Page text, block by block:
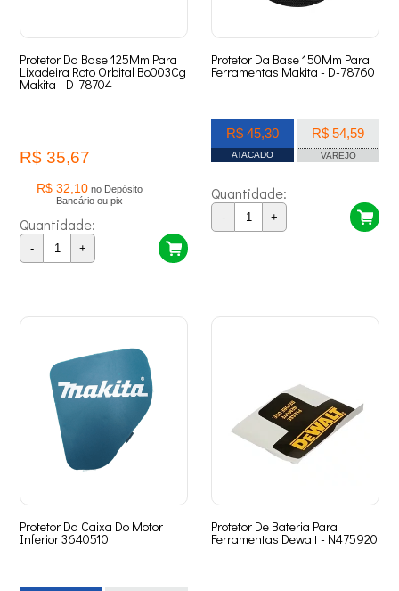
Protetor Da Base 125Mm Para
Lixadeira Roto Orbital Bo003Cg
Makita - D-78704
R$ 35,67
R$ 32,10 no Depósito
Bancário ou pix
Quantidade:
- +
Protetor Da Base 150Mm Para
Ferramentas Makita - D-78760
R$ 45,30
ATACADO
R$ 54,59
VAREJO
Quantidade:
- +
Protetor Da Caixa Do Motor
Inferior 3640510
Protetor De Bateria Para
Ferramentas Dewalt - N475920